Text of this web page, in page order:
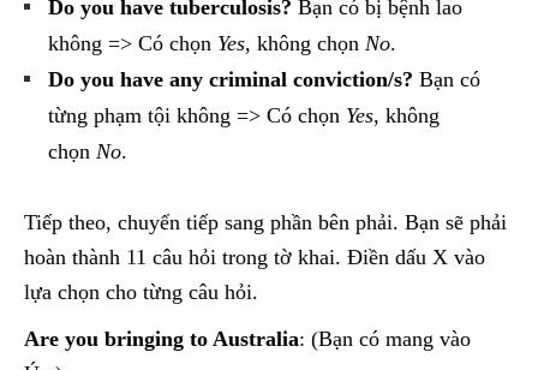
Do you have tuberculosis? Bạn có bị bệnh lao
không => Có chọn Yes, không chọn No.
Do you have any criminal conviction/s? Bạn có
từng phạm tội không => Có chọn Yes, không
chọn No.
Tiếp theo, chuyển tiếp sang phần bên phải. Bạn sẽ phải
hoàn thành 11 câu hỏi trong tờ khai. Điền dấu X vào
lựa chọn cho từng câu hỏi.
Are you bringing to Australia: (Bạn có mang vào